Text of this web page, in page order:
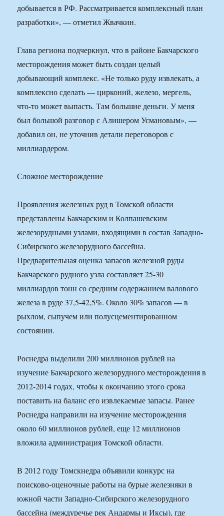
добывается в РФ. Рассматривается комплексный план
разработки», — отметил Жвачкин.
Глава региона подчеркнул, что в районе Бакчарского
месторождения может быть создан целый
добывающий комплекс. «Не только руду извлекать, а
комплексно сделать — цирконий, железо, мергель,
что-то может выпасть. Там большие деньги. У меня
был большой разговор с Алишером Усмановым», —
добавил он, не уточнив детали переговоров с
миллиардером.
Сложное месторождение
Проявления железных руд в Томской области
представлены Бакчарским и Колпашевским
железорудными узлами, входящими в состав Западно-
Сибирского железорудного бассейна.
Предварительная оценка запасов железной руды
Бакчарского рудного узла составляет 25-30
миллиардов тонн со средним содержанием валового
железа в руде 37,5-42,5%. Около 30% запасов — в
рыхлом, сыпучем или полусцементированном
состоянии.
Роснедра выделили 200 миллионов рублей на
изучение Бакчарского железорудного месторождения в
2012-2014 годах, чтобы к окончанию этого срока
поставить на баланс его извлекаемые запасы. Ранее
Роснедра направили на изучение месторождения
около 60 миллионов рублей, еще 12 миллионов
вложила администрация Томской области.
В 2012 году Томскнедра объявили конкурс на
поисково-оценочные работы на бурые железняки в
южной части Западно-Сибирского железорудного
бассейна (междуречье рек Андармы и Иксы), где